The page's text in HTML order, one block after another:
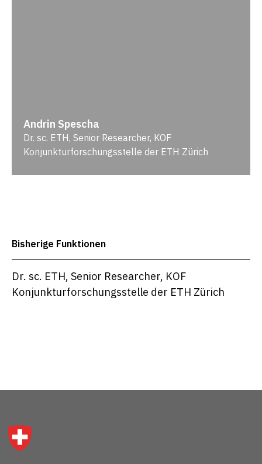
Andrin Spescha
Dr. sc. ETH, Senior Researcher, KOF
Konjunkturforschungsstelle der ETH Zürich
Bisherige Funktionen
Dr. sc. ETH, Senior Researcher, KOF
Konjunkturforschungsstelle der ETH Zürich